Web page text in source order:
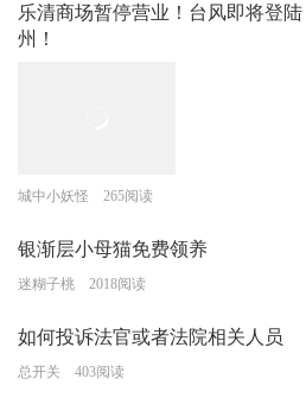
乐清商场暂停营业！台风即将登
州！
城中小妖怪 265阅读
银渐层小母猫免费领养
迷糊子桃 2018阅读
如何投诉法官或者法院相关人员
总开关 403阅读